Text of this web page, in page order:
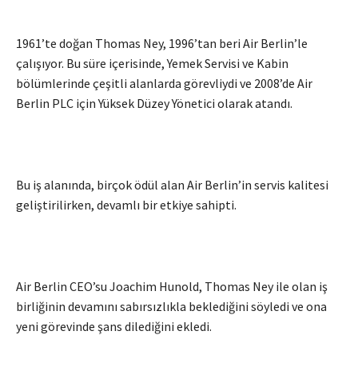
1961’te doğan Thomas Ney, 1996’tan beri Air Berlin’le
çalışıyor. Bu süre içerisinde, Yemek Servisi ve Kabin
bölümlerinde çeşitli alanlarda görevliydi ve 2008’de Air
Berlin PLC için Yüksek Düzey Yönetici olarak atandı.
Bu iş alanında, birçok ödül alan Air Berlin’in servis kalitesi
geliştirilirken, devamlı bir etkiye sahipti.
Air Berlin CEO’su Joachim Hunold, Thomas Ney ile olan iş
birliğinin devamını sabırsızlıkla beklediğini söyledi ve ona
yeni görevinde şans dilediğini ekledi.